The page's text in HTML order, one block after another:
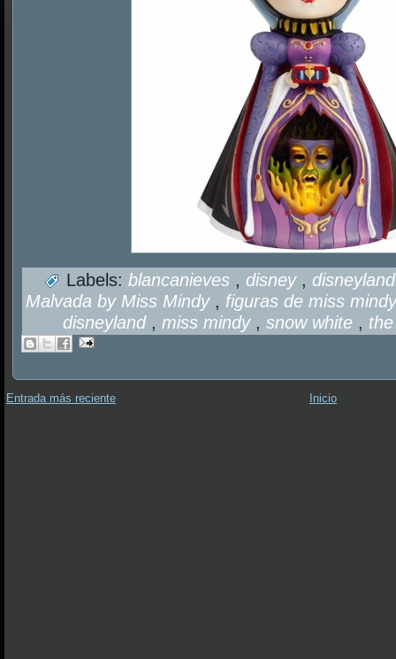
Labels: blancanieves , disney ,
Malvada by Miss Mindy , figuras de miss
disneyland , miss mindy , snow white ,
Entrada más reciente Inicio